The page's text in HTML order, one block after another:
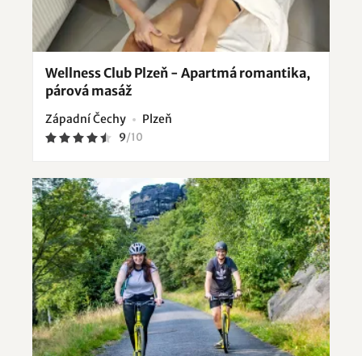
Wellness Club Plzeň - Apartmá romantika,
párová masáž
Západní Čechy Plzeň
9/10